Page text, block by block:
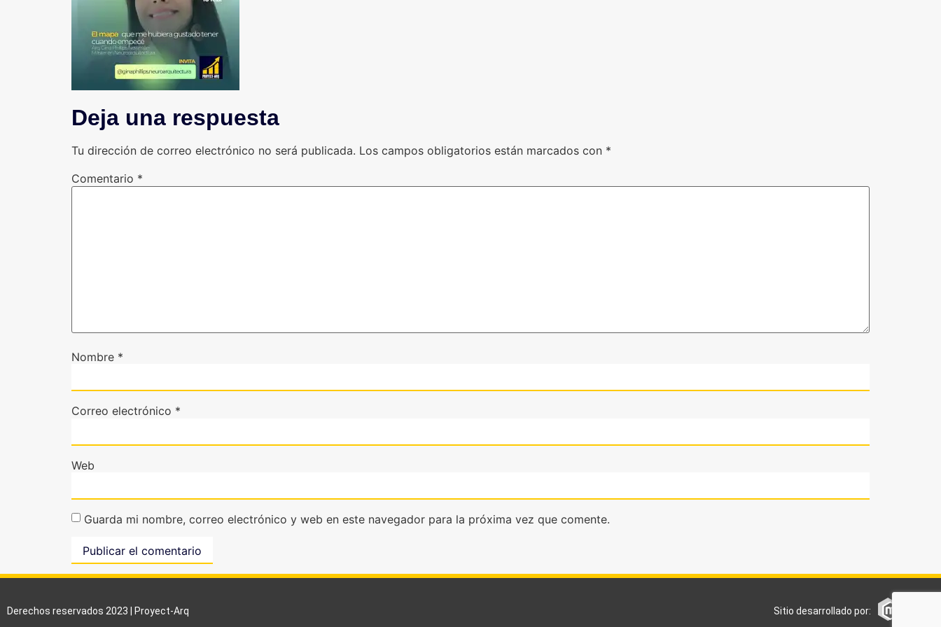
Deja una respuesta
Tu dirección de correo electrónico no será publicada. Los campos obligatorios están marcados con *
Comentario *
Nombre *
Correo electrónico *
Web
Guarda mi nombre, correo electrónico y web en este navegador para la próxima vez que comente.
Derechos reservados 2023 | Proyect-Arq Sitio desarrollado por: